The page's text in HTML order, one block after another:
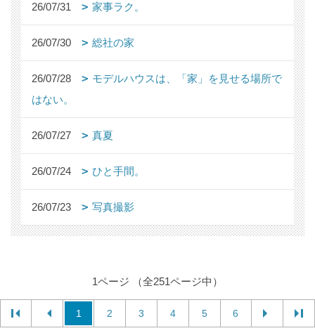
26/07/31 家事ラク。
26/07/30 総社の家
26/07/28
モデルハウスは、「家」を見せる場所で
はない。
26/07/27 真夏
26/07/24 ひと手間。
26/07/23 写真撮影
1ページ （全251ページ中）
1 2 3 4 5 6